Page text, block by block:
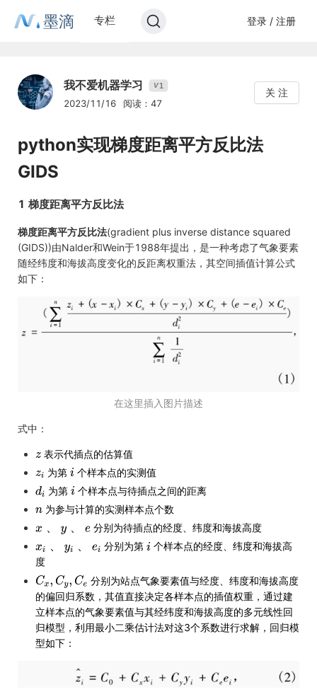
墨滴 专栏 登录 / 注册
我不爱机器学习 V1
2023/11/16 阅读：47
关 注
python实现梯度距离平方反比法
GIDS
1 梯度距离平方反比法
梯度距离平方反比法(gradient plus inverse distance squared
(GIDS))由Nalder和Wein于1988年提出，是一种考虑了气象要素
随经纬度和海拔高度变化的反距离权重法，其空间插值计算公式
如下：
在这里插入图片描述
式中：
表示代插点的估算值
为第 个样本点的实测值
为第 个样本点与待插点之间的距离
为参与计算的实测样本点个数
、 、 分别为待插点的经度、纬度和海拔高度
、 、 分别为第 个样本点的经度、纬度和海拔高
度
分别为站点气象要素值与经度、纬度和海拔高度
的偏回归系数，其值直接决定各样本点的插值权重，通过建
立样本点的气象要素值与其经纬度和海拔高度的多元线性回
归模型，利用最小二乘估计法对这3个系数进行求解，回归模
型如下：